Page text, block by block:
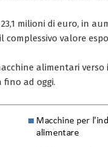
milioni di euro, in
valore
alimentari
fino ad oggi.